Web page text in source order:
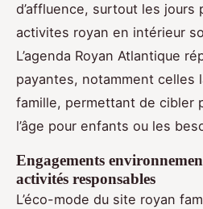
d’affluence, surtout les jours
activites royan en intérieur
L’agenda Royan Atlantique
payantes, notamment celles
famille, permettant de cibler
l’âge pour enfants ou les
Engagements
activités responsables
L’éco-mode du site royan